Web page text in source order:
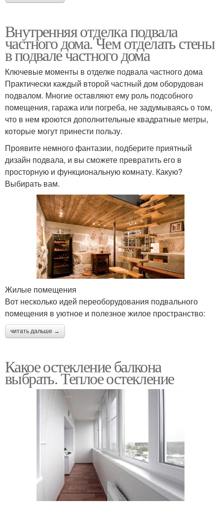
Внутренняя отделка подвала
частного дома. Чем отделать стены
в подвале частного дома
Ключевые моменты в отделке подвала частного дома
Практически каждый второй частный дом оборудован
подвалом. Многие оставляют ему роль подсобного
помещения, гаража или погреба, не задумываясь о том,
что в нем кроются дополнительные квадратные метры,
которые могут принести пользу.
Проявите немного фантазии, подберите приятный
дизайн подвала, и вы сможете превратить его в
просторную и функциональную комнату. Какую?
Выбирать вам.
Жилые помещения
Вот несколько идей переоборудования подвального
помещения в уютное и полезное жилое пространство:
читать дальше →
Какое остекление балкона
выбрать. Теплое остекление